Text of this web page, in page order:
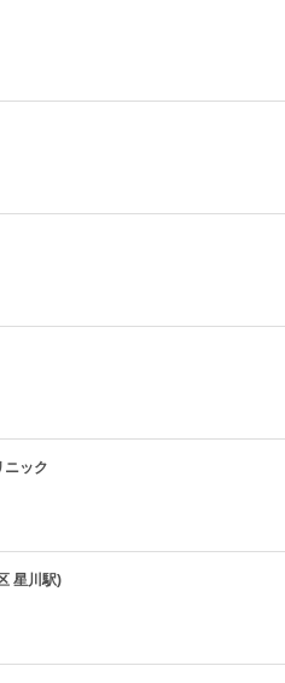
ニック
星川駅)